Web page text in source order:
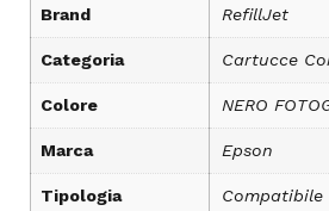
Brand RefillJet
Categoria Cartucce
Colore NERO
Marca Epson
Tipologia Compatibile